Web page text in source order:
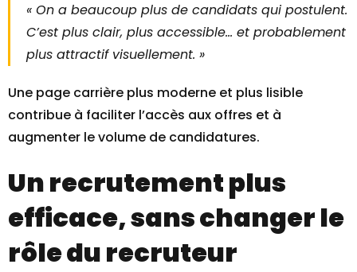
« On a beaucoup plus de candidats qui postulent.
C’est plus clair, plus accessible… et probablement
plus attractif visuellement. »
Une page carrière plus moderne et plus lisible
contribue à faciliter l’accès aux offres et à
augmenter le volume de candidatures.
Un recrutement plus
efficace, sans changer le
rôle du recruteur